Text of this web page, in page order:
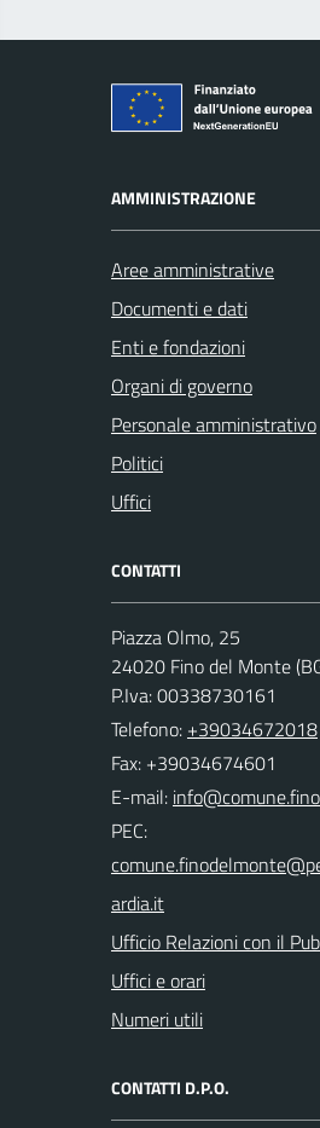
AMMINISTRAZIONE
Aree amministrative
Documenti e dati
Enti e fondazioni
Organi di governo
Personale amministrativo
Politici
Uffici
CONTATTI
Piazza Olmo, 25
24020 Fino del Monte
P.Iva: 00338730161
Telefono: +39034672018
Fax: +39034674601
E-mail:
PEC:
Ufficio Relazioni con il
Uffici e orari
Numeri utili
CONTATTI D.P.O.